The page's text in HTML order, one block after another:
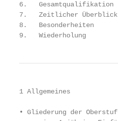
6.   Gesamtqualifikation
7.   Zeitlicher Überblick
8.   Besonderheiten
9.   Wiederholung
1 Allgemeines
• Gliederung der